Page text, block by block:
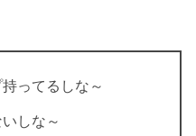
ってるしな～
しな～